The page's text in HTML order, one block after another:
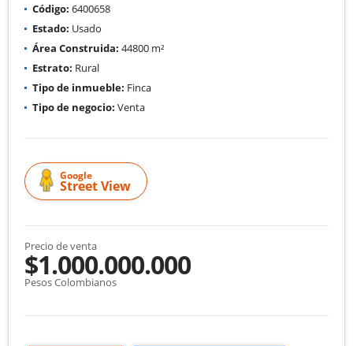
Código: 6400658
Estado: Usado
Área Construida: 44800 m²
Estrato: Rural
Tipo de inmueble: Finca
Tipo de negocio: Venta
Google
Street View
Precio de venta
$1.000.000.000
Pesos Colombianos